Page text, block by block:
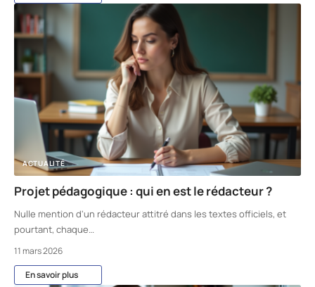
ACTUALITÉ
Projet pédagogique : qui en est le rédacteur ?
Nulle mention d'un rédacteur attitré dans les textes officiels, et
pourtant, chaque…
11 mars 2026
En savoir plus